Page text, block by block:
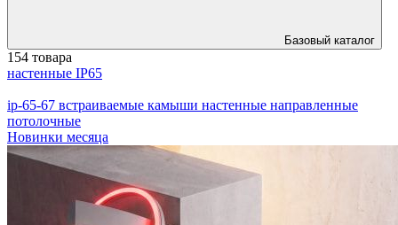
Базовый каталог
154 товара
настенные IP65
ip-65-67 встраиваемые камыши настенные направленные
потолочные
Новинки месяца